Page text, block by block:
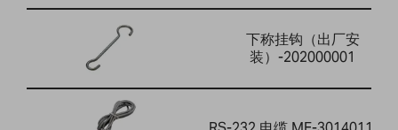
下称挂钩（出厂安
装）-202000001